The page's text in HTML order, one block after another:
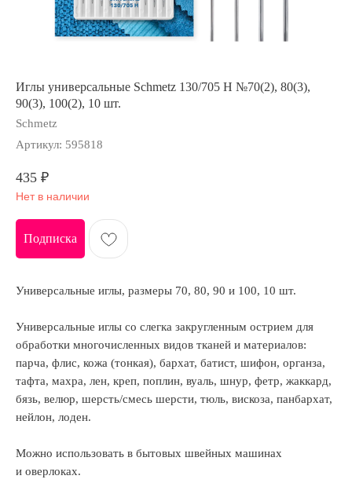
Иглы универсальные Schmetz 130/705 H №70(2), 80(3),
90(3), 100(2), 10 шт.
Schmetz
Артикул: 595818
435 ₽
Нет в наличии
Подписка
Универсальные иглы, размеры 70, 80, 90 и 100, 10 шт.
Универсальные иглы со слегка закругленным острием для
обработки многочисленных видов тканей и материалов:
парча, флис, кожа (тонкая), бархат, батист, шифон, органза,
тафта, махра, лен, креп, поплин, вуаль, шнур, фетр, жаккард,
бязь, велюр, шерсть/смесь шерсти, тюль, вискоза, панбархат,
нейлон, лоден.
Можно использовать в бытовых швейных машинах
и оверлоках.